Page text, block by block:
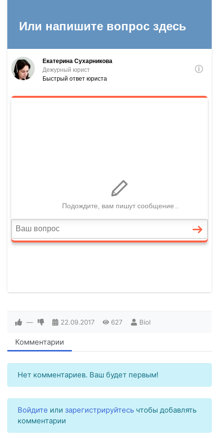
— 22.09.2017 627 Biol
Комментарии
Нет комментариев. Ваш будет первым!
Войдите или зарегистрируйтесь чтобы добавлять
комментарии